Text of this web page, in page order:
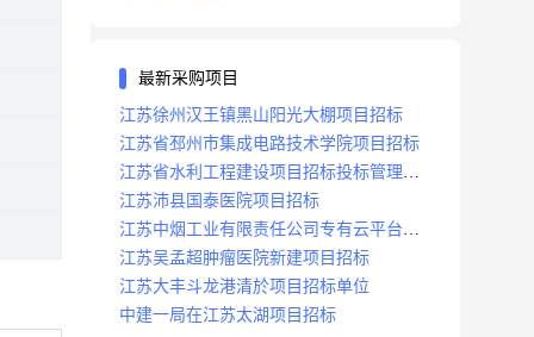
最新采购项目
江苏徐州汉王镇黑山阳光大棚项目招标
江苏省邳州市集成电路技术学院项目招标
江苏省水利工程建设项目招标投标管理办
法
江苏沛县国泰医院项目招标
江苏中烟工业有限责任公司专有云平台扩
容项目招标
江苏吴孟超肿瘤医院新建项目招标
江苏大丰斗龙港清於项目招标单位
中建一局在江苏太湖项目招标